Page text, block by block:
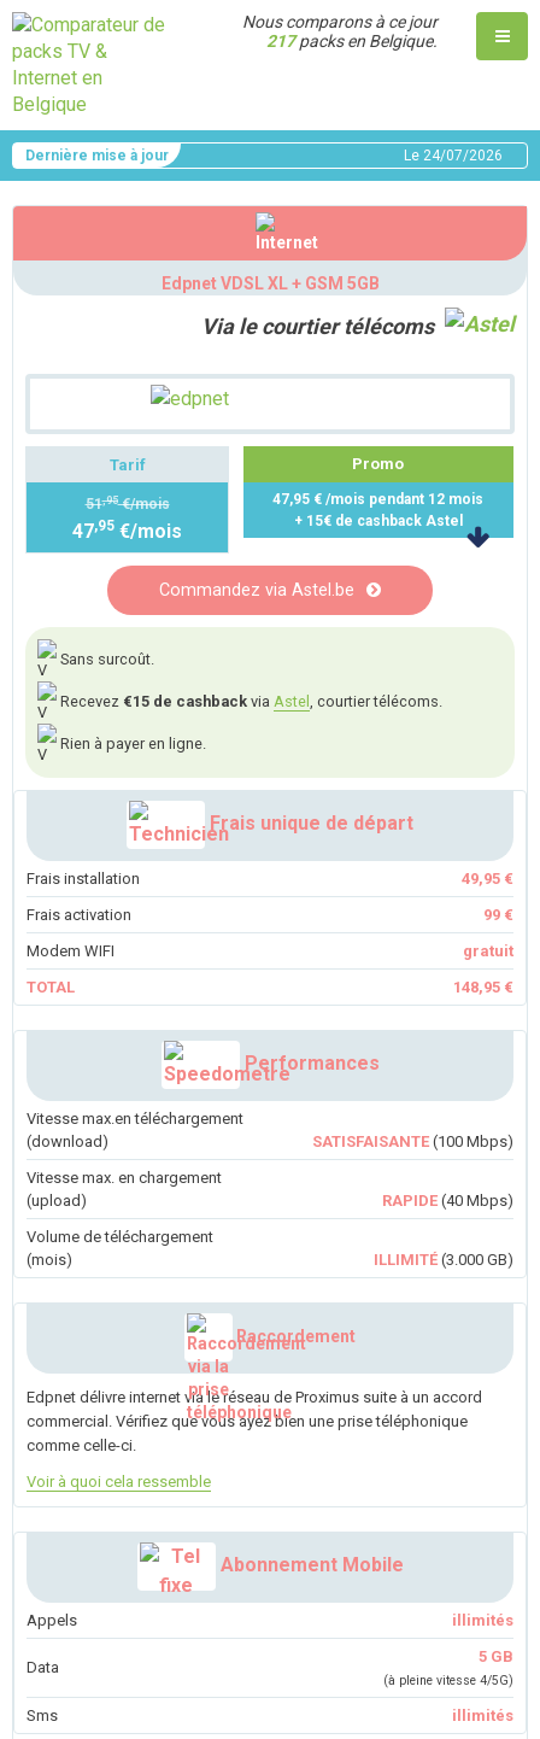
Nous comparons à ce jour
217packs en Belgique.
Dernière mise à jour Le 24/07/2026
Edpnet VDSL XL + GSM 5GB
Via le courtier télécoms
Tarif
51,95€/mois
47,95 €/mois
Promo
47,95 € /mois pendant 12 mois
+ 15€ de cashback Astel
Commandez via Astel.be
Sans surcoût.
Recevez €15 de cashback via Astel , courtier télécoms.
Rien à payer en ligne.
Frais unique de départ
Frais installation
49,95 €
Frais activation
99 €
Modem WIFI
gratuit
TOTAL
148,95 €
Performances
Vitesse max.en téléchargement
(download)
SATISFAISANTE (100 Mbps)
Vitesse max. en chargement
(upload)
RAPIDE (40 Mbps)
Volume de téléchargement
(mois)
ILLIMITÉ (3.000 GB)
Raccordement
Edpnet délivre internet via le réseau de Proximus suite à un accord
commercial. Vérifiez que vous ayez bien une prise téléphonique
comme celle-ci.
Voir à quoi cela ressemble
Abonnement Mobile
Appels illimités
Data
5 GB
(à pleine vitesse 4/5G)
Sms illimités